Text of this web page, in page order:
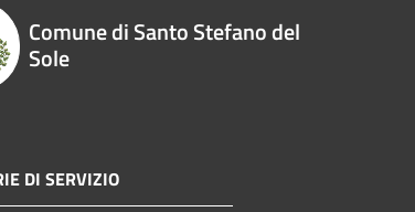
Comune di Santo Stefano del
Sole
DI SERVIZIO